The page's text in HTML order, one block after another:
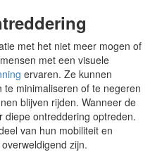
met het niet meer mogen of
met een visuele
ervaren. Ze kunnen
minimaliseren of te negeren
blijven rijden. Wanneer de
diepe ontreddering optreden.
van hun mobiliteit en
zijn.